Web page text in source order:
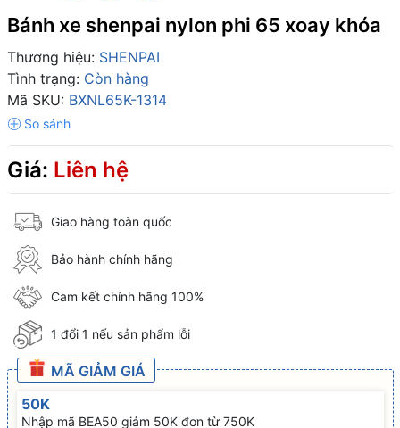
Bánh xe shenpai nylon phi 65 xoay khóa
Thương hiệu: SHENPAI
Tình trạng: Còn hàng
Mã SKU: BXNL65K-1314
Giá: Liên hệ
Giao hàng toàn quốc
Bảo hành chính hãng
Cam kết chính hãng 100%
1 đổi 1 nếu sản phẩm lỗi
MÃ GIẢM GIÁ
50K
Nhập mã BEA50 giảm 50K đơn từ 750K